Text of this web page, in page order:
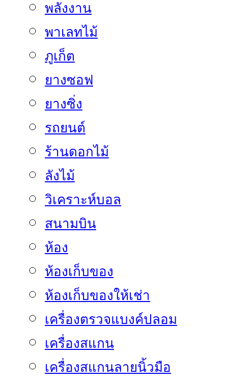
พลังงาน
พาเลทไม้
ภูเก็ต
ยางซอฟ
ยางซิ่ง
รถยนต์
ร้านดอกไม้
ลังไม้
วิเคราะห์บอล
สนามบิน
ห้อง
ห้องเก็บของ
ห้องเก็บของให้เช่า
เครื่องตรวจแบงค์ปลอม
เครื่องสแกน
เครื่องสแกนลายนิ้วมือ